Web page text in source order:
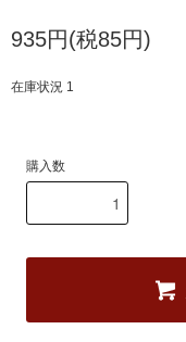
935円(税85円)
在庫状況 1
購入数